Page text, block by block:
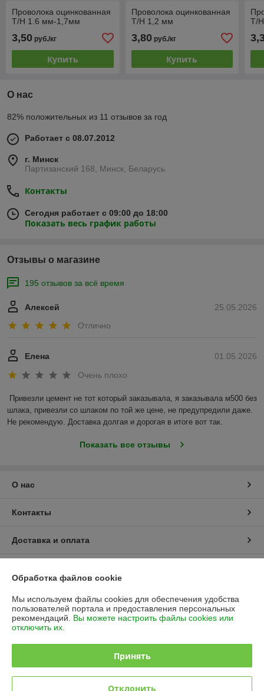
Проволока оцинкованная
Т/Н 1.6 мм-1,7мм
3,50 руб./кг
Купить
Проволока оцинкованная
Т/Н 1,2 мм
3,80руб./кг
Купить
Т/
О нас
82% положительных из 11 отзывов за год
Работает с 08.07.2012
г. Минск
Партизанский 168, Минск, Беларусь
Контакты
Сегодня работает с 09:00 до 18:00
Показать весь график работы
Отзывы о магазине
195 отзывов за всё время
25.05.2026
Алексей
Отлично
01.05.2026
Елена
Очень плохо
Привезли цемент не тот который заказывала, я заказывала м500 без
шлака, привезли со шлаком по той же цене, не предупредили даже.
Не рекомендую. Доставка долгая и дорогая в итоге вот так.
Показать все отзывы
О нас
Контакты
Доставка и оплата
Полная версия сайта
Политика обработки cookies
Обработка файлов cookie
Мы используем файлы cookies для обеспечения удобства
пользователей портала и предоставления персональных
рекомендаций. Вы можете настроить файлы cookies или
отключить их.
Принять
Отклонить